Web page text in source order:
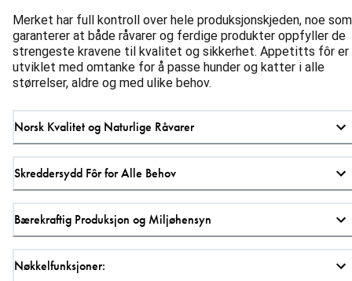
Merket har full kontroll over hele produksjonskjeden, noe som
garanterer at både råvarer og ferdige produkter oppfyller de
strengeste kravene til kvalitet og sikkerhet. Appetitts fôr er
utviklet med omtanke for å passe hunder og katter i alle
størrelser, aldre og med ulike behov.
Norsk Kvalitet og Naturlige Råvarer
Skreddersydd Fôr for Alle Behov
Bærekraftig Produksjon og Miljøhensyn
Nøkkelfunksjoner: